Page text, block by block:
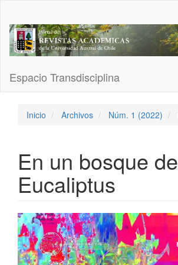
Contenido
principal
Barra
Espacio Transdisciplina
Inicio Archivos Núm. 1 (2022)
En un bosque de
Eucaliptus
Barra
lateral